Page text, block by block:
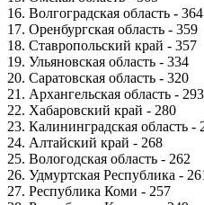
16. Волгоградская область - 364
17. Оренбургская область - 359
18. Ставропольский край - 357
19. Ульяновская область - 334
20. Саратовская область - 320
21. Архангельская область - 293
22. Хабаровский край - 280
23. Калининградская область -
24. Алтайский край - 268
25. Вологодская область - 262
26. Удмуртская Республика -
27. Республика Коми - 257